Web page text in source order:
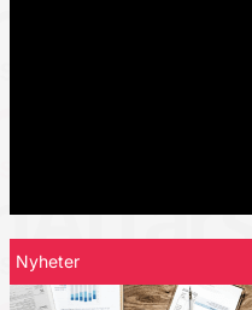
Nyheter